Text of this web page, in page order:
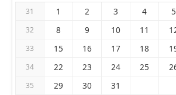
31 1 2 3 4 5
32 8 9 10 11
33 15 16 17 18
34 22 23 24 25
35 29 30 31